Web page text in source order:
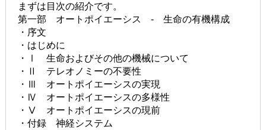
まずは目次の紹介です。
第一部 オートポイエーシス - 生命の有機構成
・序文
・はじめに
・Ⅰ 生命およびその他の機械について
・Ⅱ テレオノミーの不要性
・Ⅲ オートポイエーシスの実現
・Ⅳ オートポイエーシスの多様性
・Ⅴ オートポイエーシスの現前
・付録 神経システム